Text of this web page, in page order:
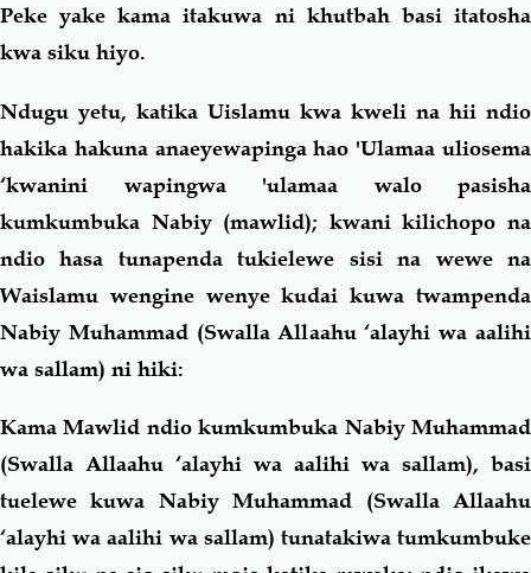
Peke yake kama itakuwa ni khutbah basi itatosha
kwa siku hiyo.
Ndugu yetu, katika Uislamu kwa kweli na hii ndio
hakika hakuna anaeyewapinga hao 'Ulamaa uliosema
‘kwanini wapingwa 'ulamaa walo pasisha
kumkumbuka Nabiy (mawlid); kwani kilichopo na
ndio hasa tunapenda tukielewe sisi na wewe na
Waislamu wengine wenye kudai kuwa twampenda
Nabiy Muhammad (Swalla Allaahu ‘alayhi wa aalihi
wa sallam) ni hiki:
Kama Mawlid ndio kumkumbuka Nabiy Muhammad
(Swalla Allaahu ‘alayhi wa aalihi wa sallam), basi
tuelewe kuwa Nabiy Muhammad (Swalla Allaahu
‘alayhi wa aalihi wa sallam) tunatakiwa tumkumbuke